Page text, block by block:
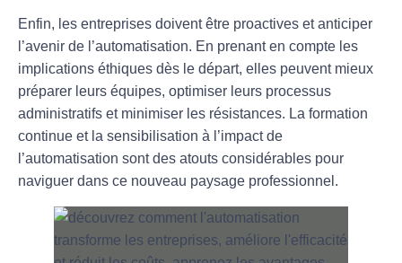
Enfin, les entreprises doivent être proactives et anticiper
l’avenir de l’automatisation. En prenant en compte les
implications éthiques dès le départ, elles peuvent mieux
préparer leurs équipes, optimiser leurs processus
administratifs et minimiser les résistances. La formation
continue et la sensibilisation à l’impact de
l’automatisation sont des atouts considérables pour
naviguer dans ce nouveau paysage professionnel.